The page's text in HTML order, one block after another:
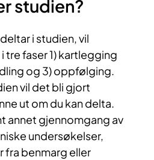
studien?
i studien, vil
tre faser 1) kartlegging
og 3) oppfølging.
vil det bli gjort
ut om du kan delta.
annet gjennomgang av
undersøkelser,
benmarg eller